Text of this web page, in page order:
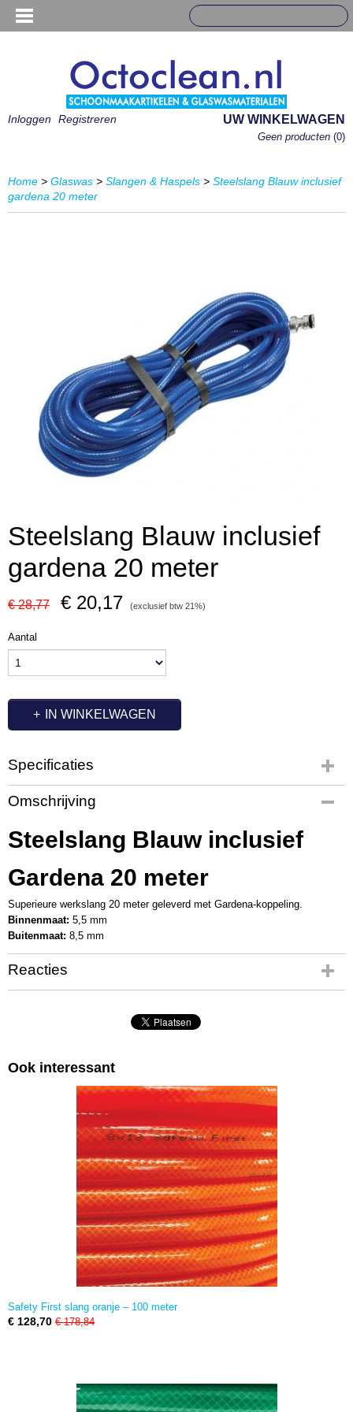
Inloggen Registreren UW WINKELWAGEN
Geen producten (0)
Home > Glaswas > Slangen & Haspels > Steelslang Blauw inclusief
gardena 20 meter
Steelslang Blauw inclusief
gardena 20 meter
€ 28,77 € 20,17 (exclusief btw 21%)
Aantal
IN WINKELWAGEN
Specificaties
Productcode
OC7288
Omschrijving
Steelslang Blauw inclusief
Gardena 20 meter
Superieure werkslang 20 meter geleverd met Gardena-koppeling.
Binnenmaat: 5,5 mm
Buitenmaat: 8,5 mm
Reacties
Ook interessant
Safety First slang oranje – 100 meter
€ 128,70 € 178,84